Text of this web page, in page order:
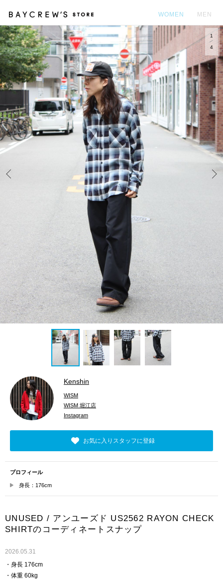
WOMEN MEN
1
4
Kenshin
WISM
WISM 堀江店
Instagram
お気に入りスタッフに登録
プロフィール
身長：176cm
UNUSED / アンユーズド US2562 RAYON CHECK
SHIRTのコーディネートスナップ
2026.05.31
・身長 176cm
・体重 60kg